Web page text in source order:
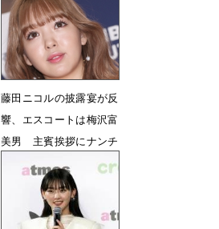
藤田ニコルの披露宴が反
響、エスコートは梅沢富
美男 主賓挨拶にナンチ
11月5日 08時16分